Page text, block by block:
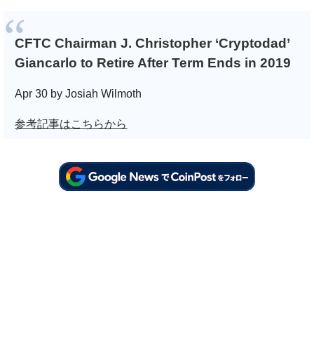
CFTC Chairman J. Christopher ‘Cryptodad’
Giancarlo to Retire After Term Ends in 2019
Apr 30 by Josiah Wilmoth
参考記事はこちらから